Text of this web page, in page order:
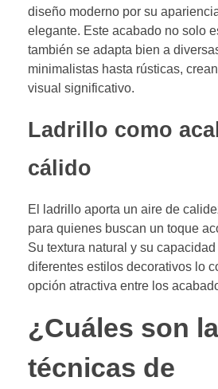
diseño moderno por su
elegante. Este acabado no solo
también se adapta bien a
minimalistas hasta rústicas,
visual significativo.
Ladrillo como
cálido
El ladrillo aporta un aire de
para quienes buscan un toque
Su textura natural y su
diferentes estilos decorativos lo
opción atractiva entre los
¿Cuáles son
técnicas de